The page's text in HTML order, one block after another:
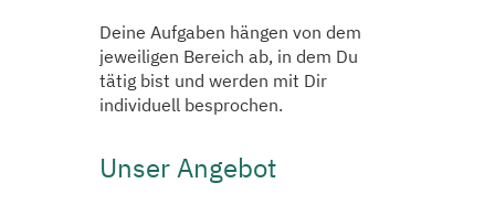
Deine Aufgaben hängen von dem
jeweiligen Bereich ab, in dem Du
tätig bist und werden mit Dir
individuell besprochen.
Unser Angebot